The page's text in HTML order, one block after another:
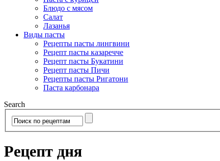
Блюдо с мясом
Салат
Лазанья
Виды пасты
Рецепты пасты лингвини
Рецепт пасты казаречче
Рецепт пасты Букатини
Рецепт пасты Пичи
Рецепты пасты Ригатони
Паста карбонара
Search
Рецепт дня